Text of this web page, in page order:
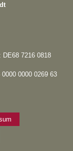
7216 0818
0000 0269 63